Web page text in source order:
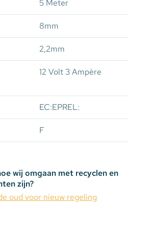
SMD3528
Watt
5 Meter
8mm
2,2mm
12 Volt 3 Ampère
EC:EPREL:
F
wij omgaan met recyclen en
zijn?
oud voor nieuw regeling